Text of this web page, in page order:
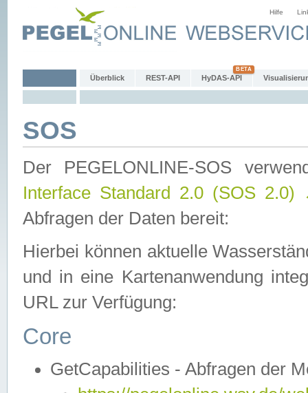
Hilfe
Überblick REST-API HyDAS-API
SOS
Der PEGELONLINE-SOS
Interface Standard 2.0 (SOS 2.0)
Abfragen der Daten bereit:
Hierbei können aktuelle
und in eine Kartenanwendung
URL zur Verfügung:
Core
GetCapabilities - Abfragen der